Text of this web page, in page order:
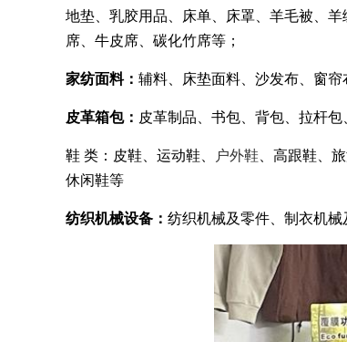
地垫、乳胶用品、床单、床罩、羊毛被、
席、牛皮席、碳化竹席等；
家纺面料： 辅料、床垫面料、沙发布、窗
皮革箱包： 皮革制品、书包、背包、拉杆
鞋 类：皮鞋、运动鞋、 户外鞋 、高跟鞋、
休闲鞋等
纺织机械设备： 纺织机械及零件、制衣机械